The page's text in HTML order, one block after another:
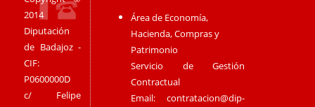
2014
Diputación
de Badajoz -
CIF:
P0600000D
c/ Felipe
Área de Economía,
Hacienda, Compras y
Patrimonio
Servicio de Gestión
Contractual
Email:contratacion@dip-